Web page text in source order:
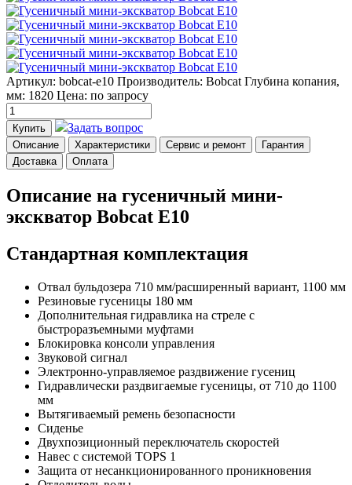
Артикул: bobcat-e10 Производитель: Bobcat Глубина копания,
мм: 1820 Цена: по запросу
Купить Задать вопрос
Описание Характеристики Сервис и ремонт
Гарантия
Доставка
Оплата
Описание на гусеничный мини-
экскватор Bobcat E10
Стандартная комплектация
Отвал бульдозера 710 мм/расширенный вариант, 1100 мм
Резиновые гусеницы 180 мм
Дополнительная гидравлика на стреле с
быстроразъемными муфтами
Блокировка консоли управления
Звуковой сигнал
Электронно-управляемое раздвижение гусениц
Гидравлически раздвигаемые гусеницы, от 710 до 1100
мм
Вытягиваемый ремень безопасности
Сиденье
Двухпозиционный переключатель скоростей
Навес с системой TOPS 1
Защита от несанкционированного проникновения